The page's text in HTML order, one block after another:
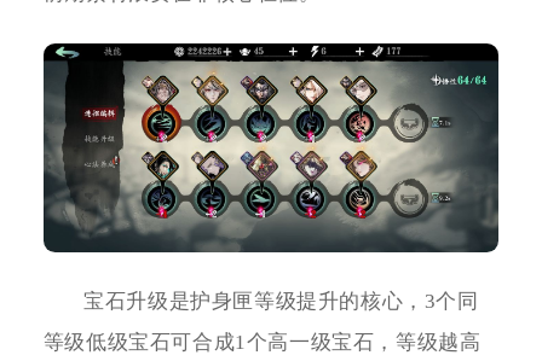
宝石升级是护身匣等级提升的核心，3个同
等级低级宝石可合成1个高一级宝石，等级越高